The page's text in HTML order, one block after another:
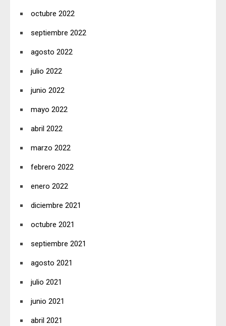
octubre 2022
septiembre 2022
agosto 2022
julio 2022
junio 2022
mayo 2022
abril 2022
marzo 2022
febrero 2022
enero 2022
diciembre 2021
octubre 2021
septiembre 2021
agosto 2021
julio 2021
junio 2021
abril 2021